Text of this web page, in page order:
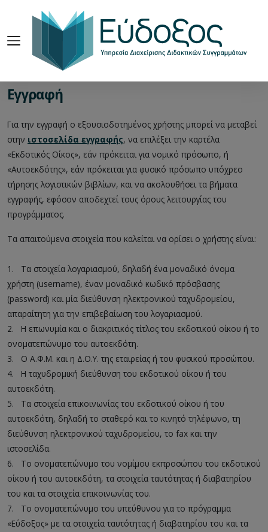
Εγγραφή
Για την εγγραφή ο εξουσιοδοτημένος χρήστης μπορεί να μεταβεί
στην ιστοσελίδα εγγραφής, να επιλέξει την καρτέλα
«Εκδοτικός Οίκος», εάν πρόκειται για νομικό πρόσωπο, ή
«Αυτοεκδότης», εάν πρόκειται για φυσικό πρόσωπο υπόχρεο
τήρησης λογιστικών βιβλίων, και να ακολουθήσει τα βήματα
εγγραφής, εφόσον αποδεχτεί τους όρους λειτουργίας του
προγράμματος.
Τα απαιτούμενα στοιχεία που καλείται να ορίσει ο χρήστης είναι:
1.
Τα στοιχεία λογαριασμού, δηλαδή ένα μοναδικό όνομα
χρήστη (username), έναν μοναδικό κωδικό πρόσβασης
(password) και μία διεύθυνση ηλεκτρονικού ταχυδρομείου,
απαραίτητη για την επιβεβαίωση του λογαριασμού.
2.
Η επωνυμία και ο διακριτικός τίτλος του εκδοτικού οίκου ή το
ονοματεπώνυμο του αυτοεκδότη.
3.
Ο Α.Φ.Μ. και η Δ.Ο.Υ. της εταιρείας ή του φυσικού προσώπου.
4.
Η ταχυδρομική διεύθυνση του εκδοτικού οίκου ή του
αυτοεκδότη.
5.
Τα στοιχεία επικοινωνίας του εκδοτικού οίκου ή του
αυτοεκδότη, δηλαδή το σταθερό και το κινητό τηλέφωνο, τη
διεύθυνση ηλεκτρονικού ταχυδρομείου, το fax και την
ιστοσελίδα.
6.
Το ονοματεπώνυμο του νομίμου εκπροσώπου του εκδοτικού
οίκου ή του αυτοεκδότη, τα στοιχεία ταυτότητας ή διαβατηρίου
του και τα στοιχεία επικοινωνίας του.
7.
Το ονοματεπώνυμο του υπεύθυνου για το πρόγραμμα
«Εύδοξος» με τα στοιχεία ταυτότητας ή διαβατηρίου του και τα